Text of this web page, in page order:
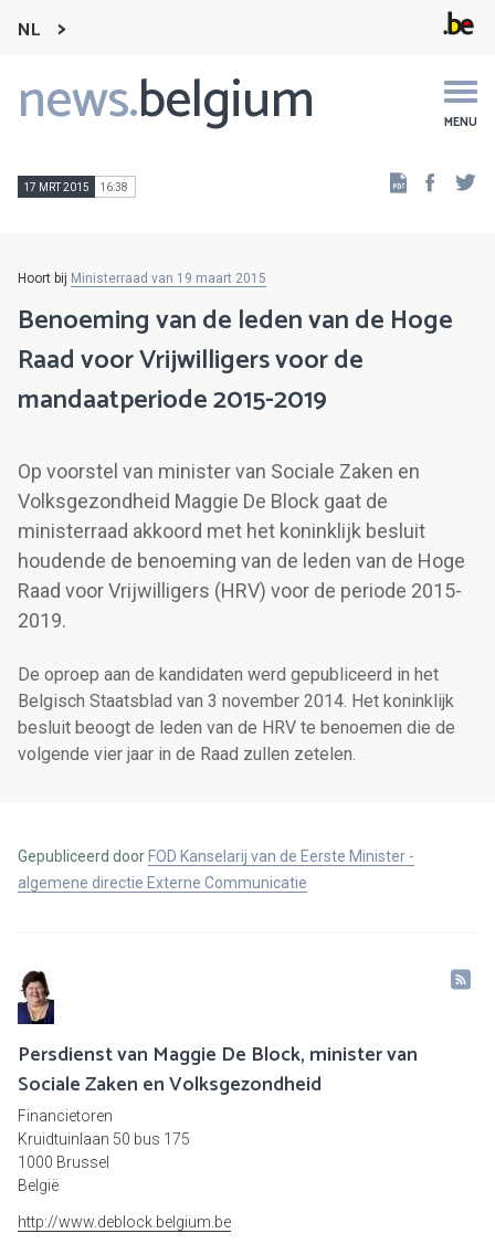
NL
news.belgium MENU
Main
navigation
17 MRT 2015 16:38
Hoort bij Ministerraad van 19 maart 2015
Benoeming van de leden van de Hoge
Raad voor Vrijwilligers voor de
mandaatperiode 2015-2019
Op voorstel van minister van Sociale Zaken en
Volksgezondheid Maggie De Block gaat de
ministerraad akkoord met het koninklijk besluit
houdende de benoeming van de leden van de Hoge
Raad voor Vrijwilligers (HRV) voor de periode 2015-
2019.
De oproep aan de kandidaten werd gepubliceerd in het
Belgisch Staatsblad van 3 november 2014. Het koninklijk
besluit beoogt de leden van de HRV te benoemen die de
volgende vier jaar in de Raad zullen zetelen.
Gepubliceerd door FOD Kanselarij van de Eerste Minister -
algemene directie Externe Communicatie
Persdienst van Maggie De Block, minister van
Sociale Zaken en Volksgezondheid
Financietoren
Kruidtuinlaan 50 bus 175
1000 Brussel
België
http://www.deblock.belgium.be